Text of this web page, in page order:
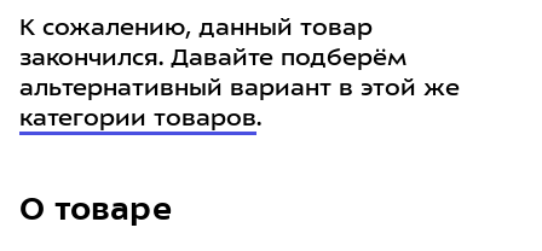
О товаре
К сожалению, данный товар
закончился. Давайте подберём
альтернативный вариант в этой же
категории товаров.